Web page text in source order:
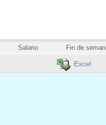
Excel
Salario Fin de